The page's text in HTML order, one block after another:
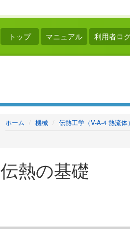
トップ マニュアル 利用者ロ
ホーム 機械 伝熱工学（V-A-4 熱流体）
伝熱の基礎